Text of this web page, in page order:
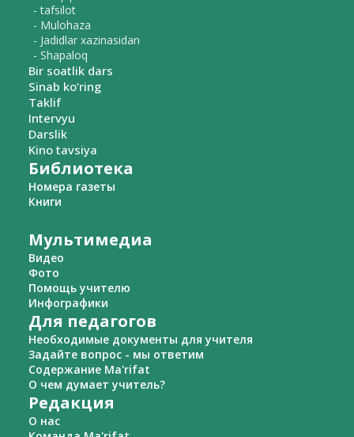
- tafsilot
- Mulohaza
- Jadidlar xazinasidan
- Shapaloq
Bir soatlik dars
Sinab ko‘ring
Taklif
Intervyu
Darslik
Kino tavsiya
Библиотека
Номера газеты
Книги
Мультимедиа
Видео
Фото
Помощь учителю
Инфографики
Для педагогов
Необходимые документы для учителя
Задайте вопрос - мы ответим
Содержание Ma'rifat
О чем думает учитель?
Редакция
О нас